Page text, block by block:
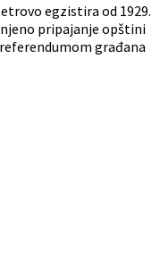
egzistira od 1929.
njeno pripajanje opštini
građana